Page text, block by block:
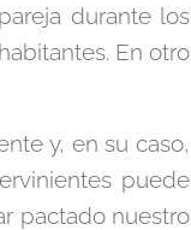
durante los
En otro
y, en su caso,
puede
pactado nuestro